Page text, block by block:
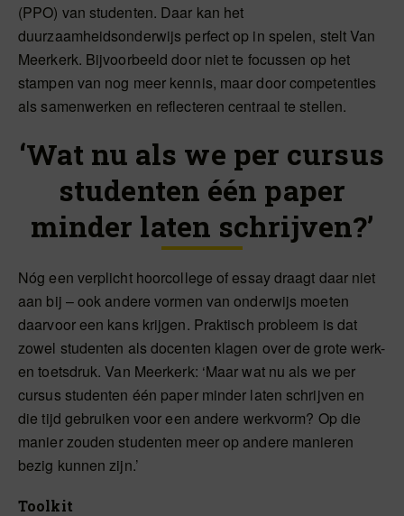
(PPO) van studenten. Daar kan het
duurzaamheidsonderwijs perfect op in spelen, stelt Van
Meerkerk. Bijvoorbeeld door niet te focussen op het
stampen van nog meer kennis, maar door competenties
als samenwerken en reflecteren centraal te stellen.
‘Wat nu als we per cursus
studenten één paper
minder laten schrijven?’
Nóg een verplicht hoorcollege of essay draagt daar niet
aan bij – ook andere vormen van onderwijs moeten
daarvoor een kans krijgen. Praktisch probleem is dat
zowel studenten als docenten klagen over de grote werk-
en toetsdruk. Van Meerkerk: ‘Maar wat nu als we per
cursus studenten één paper minder laten schrijven en
die tijd gebruiken voor een andere werkvorm? Op die
manier zouden studenten meer op andere manieren
bezig kunnen zijn.’
Toolkit